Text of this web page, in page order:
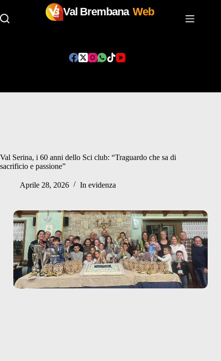
Val Brembana Web
Val Serina, i 60 anni dello Sci club: “Traguardo che sa di
sacrificio e passione”
Aprile 28, 2026 In evidenza